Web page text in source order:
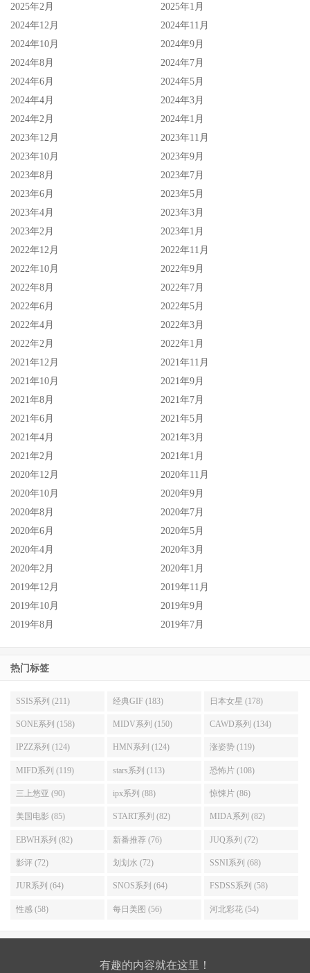
2025年2月
2025年1月
2024年12月
2024年11月
2024年10月
2024年9月
2024年8月
2024年7月
2024年6月
2024年5月
2024年4月
2024年3月
2024年2月
2024年1月
2023年12月
2023年11月
2023年10月
2023年9月
2023年8月
2023年7月
2023年6月
2023年5月
2023年4月
2023年3月
2023年2月
2023年1月
2022年12月
2022年11月
2022年10月
2022年9月
2022年8月
2022年7月
2022年6月
2022年5月
2022年4月
2022年3月
2022年2月
2022年1月
2021年12月
2021年11月
2021年10月
2021年9月
2021年8月
2021年7月
2021年6月
2021年5月
2021年4月
2021年3月
2021年2月
2021年1月
2020年12月
2020年11月
2020年10月
2020年9月
2020年8月
2020年7月
2020年6月
2020年5月
2020年4月
2020年3月
2020年2月
2020年1月
2019年12月
2019年11月
2019年10月
2019年9月
2019年8月
2019年7月
热门标签
SSIS系列 (211) 经典GIF (183) 日本女星 (178)
SONE系列 (158) MIDV系列 (150) CAWD系列 (134)
IPZZ系列 (124) HMN系列 (124) 涨姿势 (119)
MIFD系列 (119) stars系列 (113) 恐怖片 (108)
三上悠亚 (90) ipx系列 (88) 惊悚片 (86)
美国电影 (85) START系列 (82) MIDA系列 (82)
EBWH系列 (82) 新番推荐 (76) JUQ系列 (72)
影评 (72) 划划水 (72) SSNI系列 (68)
JUR系列 (64) SNOS系列 (64) FSDSS系列 (58)
性感 (58) 每日美图 (56) 河北彩花 (54)
有趣的内容就在这里！